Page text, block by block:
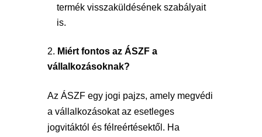
termék visszaküldésének szabályait
is.
Miért fontos az ÁSZF a
vállalkozásoknak?
Az ÁSZF egy jogi pajzs, amely megvédi
a vállalkozásokat az esetleges
jogvitáktól és félreértésektől. Ha